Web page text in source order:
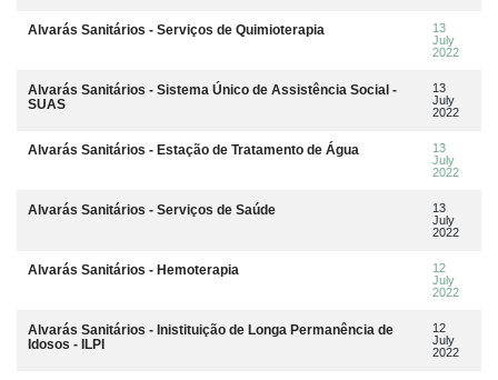
Alvarás Sanitários - Serviços de Quimioterapia
13
July
2022
Alvarás Sanitários - Sistema Único de Assistência Social -
SUAS
13
July
2022
Alvarás Sanitários - Estação de Tratamento de Água
13
July
2022
Alvarás Sanitários - Serviços de Saúde
13
July
2022
Alvarás Sanitários - Hemoterapia
12
July
2022
Alvarás Sanitários - Inistituição de Longa Permanência de
Idosos - ILPI
12
July
2022